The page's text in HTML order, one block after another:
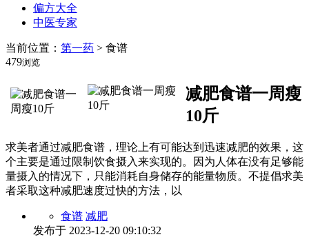
偏方大全
中医专家
当前位置： 第一药 > 食谱
479浏览
减肥食谱一周瘦
10斤
求美者通过减肥食谱，理论上有可能达到迅速减肥的效果，这
个主要是通过限制饮食摄入来实现的。因为人体在没有足够能
量摄入的情况下，只能消耗自身储存的能量物质。不提倡求美
者采取这种减肥速度过快的方法，以
食谱 减肥
发布于 2023-12-20 09:10:32